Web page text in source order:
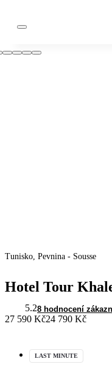
Tunisko, Pevnina - Sousse
Hotel Tour
5.28 hodnocení
27 590 Kč24 790 Kč
LAST MINUTE